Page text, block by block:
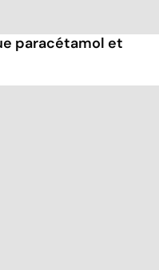
paracétamol et